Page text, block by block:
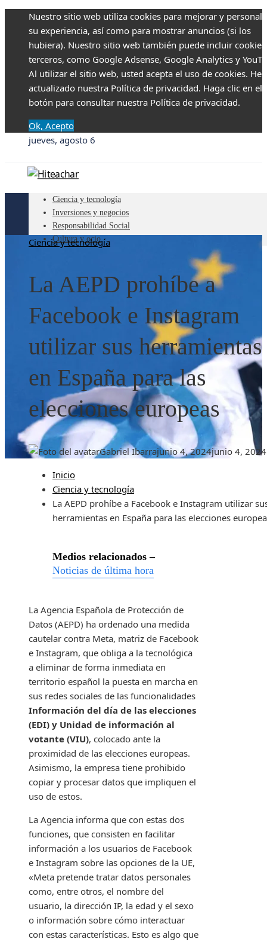
Nuestro sitio web utiliza cookies para mejorar y
su experiencia, así como para mostrar anuncios (si los
hubiera). Nuestro sitio web también puede incluir
terceros, como Google Adsense, Google Analytics y
Al utilizar el sitio web, usted acepta el uso de cookies.
actualizado nuestra Política de privacidad. Haga clic en el
botón para consultar nuestra Política de privacidad.
Ok, Acepto
jueves, agosto 6
Ciencia y tecnología
Inversiones y negocios
Responsabilidad Social
Cultura y ocio
Ciencia y tecnología
La AEPD prohíbe a
Facebook e Instagram
utilizar sus herramientas
en España para las
elecciones europeas
Gabriel Ibarrajunio 4, 2024junio 4, 2024
Inicio
Ciencia y tecnología
La AEPD prohíbe a Facebook e Instagram utilizar
herramientas en España para las elecciones
Medios relacionados –
Noticias de última hora
La Agencia Española de Protección de
Datos (AEPD) ha ordenado una medida
cautelar contra Meta, matriz de Facebook
e Instagram, que obliga a la tecnológica
a eliminar de forma inmediata en
territorio español la puesta en marcha en
sus redes sociales de las funcionalidades
Información del día de las elecciones
(EDI) y Unidad de información al
votante (VIU), colocado ante la
proximidad de las elecciones europeas.
Asimismo, la empresa tiene prohibido
copiar y procesar datos que impliquen el
uso de estos.
La Agencia informa que con estas dos
funciones, que consisten en facilitar
información a los usuarios de Facebook
e Instagram sobre las opciones de la UE,
«Meta pretende tratar datos personales
como, entre otros, el nombre del
usuario, la dirección IP, la edad y el sexo
o información sobre cómo interactuar
con estas características. Esto es algo que